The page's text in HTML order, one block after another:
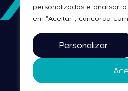
personalizados e analisar
em "Aceitar", concorda
Personalizar